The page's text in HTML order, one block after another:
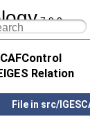
7.9.0
Relation
File in src/